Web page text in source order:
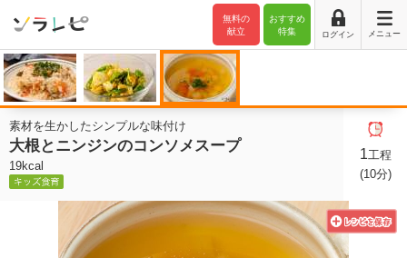
おすすめ
特集
無料の
献立
ログイン メニュー
素材を生かしたシンプルな味付け
大根とニンジンのコンソメスープ
19kcal
1工程
(10分)